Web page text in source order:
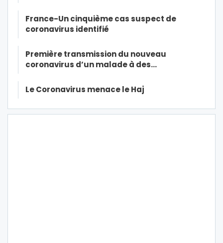
France-Un cinquième cas suspect de
coronavirus identifié
Première transmission du nouveau
coronavirus d’un malade à des…
Le Coronavirus menace le Haj